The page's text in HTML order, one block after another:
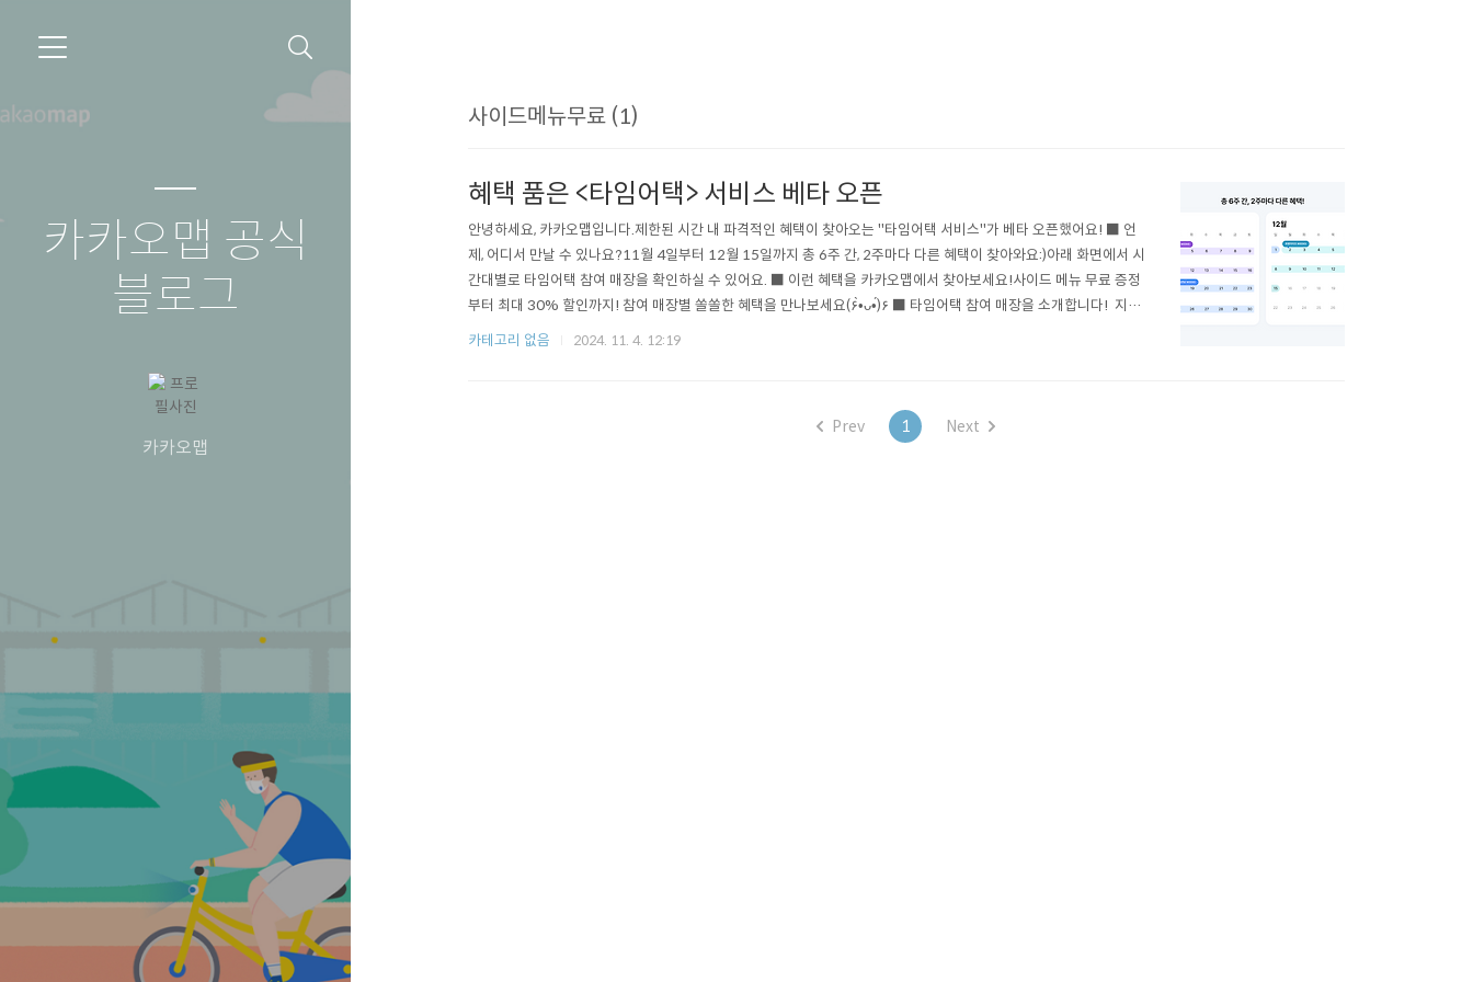
카카오맵 공식
블로그
카카오맵
사이드메뉴무료 (1)
혜택 품은 <타임어택> 서비스 베타 오픈
안녕하세요, 카카오맵입니다.제한된 시간 내 파격적인 혜택이 찾아오는 "타임어택 서비스"가 베타 오픈했어요! ■ 언
제, 어디서 만날 수 있나요?11월 4일부터 12월 15일까지 총 6주 간, 2주마다 다른 혜택이 찾아와요:)아래 화면에서 시
간대별로 타임어택 참여 매장을 확인하실 수 있어요. ■ 이런 혜택을 카카오맵에서 찾아보세요!사이드 메뉴 무료 증정
부터 최대 30% 할인까지! 참여 매장별 쏠쏠한 혜택을 만나보세요(۶•̀ᴗ•́)۶ ■ 타임어택 참여 매장을 소개합니다! 지금,
타임어택이 시작됐어요! 타임어택 혜택 받으러 가기 (모바일용) >>* 매장별 운영 시간이 다르며, 혜택 매장이 있는 시
카테고리 없음 2024. 11. 4. 12:19
Prev 1 Next